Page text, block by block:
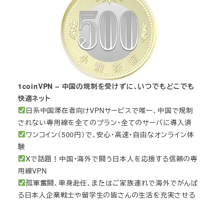
1coinVPN – 中国の規制を受けずに、いつでもどこでも
快適ネット
日系中国滞在者向けVPNサービスで唯一、中国で規制
されない専用線を全てのプラン・全てのサーバに導入済
ワンコイン（500円）で、安心・高速・自由なオンライン体
験
Xで話題！中国・海外で闘う日本人を応援する信頼の専
用線VPN
孤軍奮闘、単身赴任、またはご家族連れで海外でがんば
る日本人企業戦士や留学生の皆さんの生活を充実させる